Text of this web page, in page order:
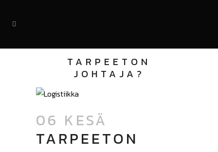
TARPEETON
JOHTAJA?
06 KESÄ
TARPEETON